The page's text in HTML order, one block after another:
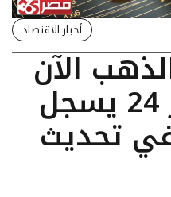
أخبار الاقتصاد
الآن
في مصر: عيار 24 يسجل
في تحديث